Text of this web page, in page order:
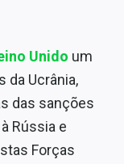
Unido um
da Ucrânia,
das sanções
Rússia e
Forças